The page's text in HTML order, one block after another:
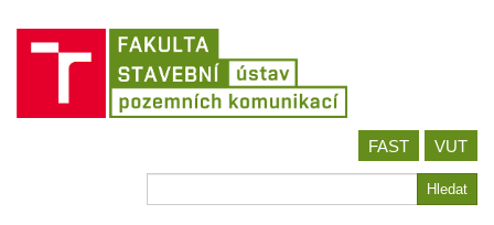
FAST
VUT
Hledat